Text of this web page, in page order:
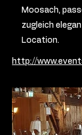
Moosach,
zugleich
Location.
http://